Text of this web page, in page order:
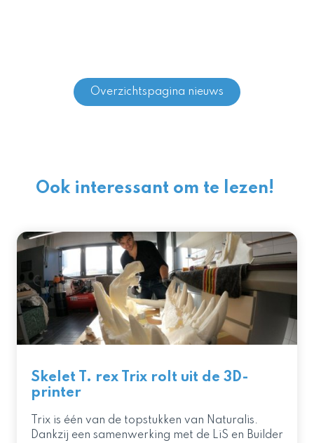
Overzichtspagina nieuws
Ook interessant om te lezen!
Skelet T. rex Trix rolt uit de 3D-
printer
Trix is één van de topstukken van Naturalis.
Dankzij een samenwerking met de LiS en Builder